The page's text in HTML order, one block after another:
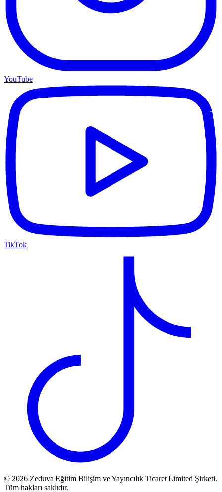
YouTube
TikTok
© 2026 Zeduva Eğitim Bilişim ve Yayıncılık Ticaret Limited Şirketi.
Tüm hakları saklıdır.